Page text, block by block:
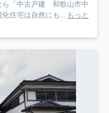
ら「中古戸建 和歌山市中
住宅は自然にも... もっと